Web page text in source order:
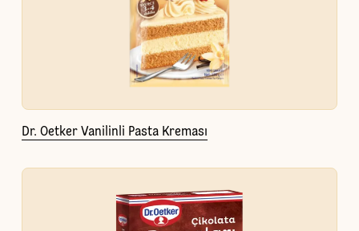
Dr. Oetker Vanilinli Pasta Kreması